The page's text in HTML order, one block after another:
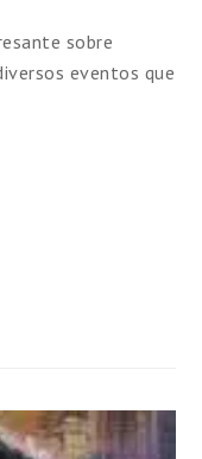
sobre
eventos que